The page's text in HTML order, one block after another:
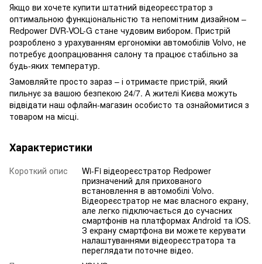
Якщо ви хочете купити штатний відеореєстратор з
оптимальною функціональністю та непомітним дизайном –
Redpower DVR-VOL-G стане чудовим вибором. Пристрій
розроблено з урахуванням ергономіки автомобілів Volvo, не
потребує доопрацювання салону та працює стабільно за
будь-яких температур.
Замовляйте просто зараз – і отримаєте пристрій, який
пильнує за вашою безпекою 24/7. А жителі Києва можуть
відвідати наш офлайн-магазин особисто та ознайомитися з
товаром на місці.
Характеристики
Короткий опис
Wi-Fi відеореєстратор Redpower
призначений для прихованого
встановлення в автомобілі Volvo.
Відеореєстратор не має власного екрану,
але легко підключається до сучасних
смартфонів на платформах Android та iOS.
З екрану смартфона ви можете керувати
налаштуваннями відеореєстратора та
переглядати поточне відео.